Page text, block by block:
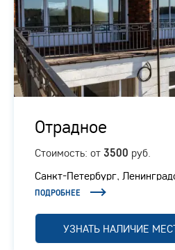
Отрадное
Стоимость: от 3500 руб.
Санкт-Петербург,
Отрадное, Ленинградское
ПОДРОБНЕЕ
УЗНАТЬ НАЛИЧИЕ